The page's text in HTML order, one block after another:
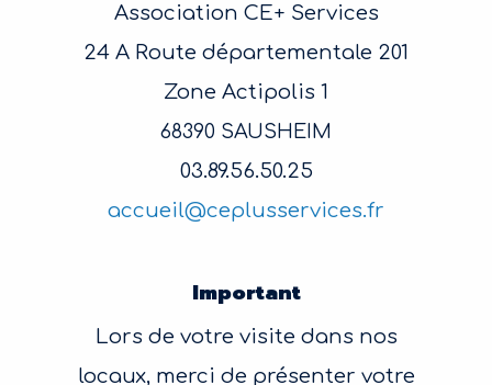
Association CE+ Services
24 A Route départementale 201
Zone Actipolis 1
68390 SAUSHEIM
03.89.56.50.25
accueil@ceplusservices.fr
Important
Lors de votre visite dans nos
locaux, merci de présenter votre